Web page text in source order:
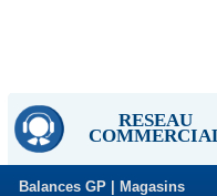
RESEAU
Balances GP | Magasins